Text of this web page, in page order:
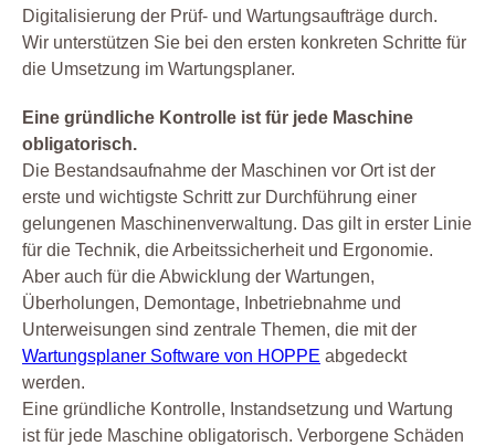
Digitalisierung der Prüf- und Wartungsaufträge durch.
Wir unterstützen Sie bei den ersten konkreten Schritte für
die Umsetzung im Wartungsplaner.
Eine gründliche Kontrolle ist für jede Maschine
obligatorisch.
Die Bestandsaufnahme der Maschinen vor Ort ist der
erste und wichtigste Schritt zur Durchführung einer
gelungenen Maschinenverwaltung. Das gilt in erster Linie
für die Technik, die Arbeitssicherheit und Ergonomie.
Aber auch für die Abwicklung der Wartungen,
Überholungen, Demontage, Inbetriebnahme und
Unterweisungen sind zentrale Themen, die mit der
Wartungsplaner Software von HOPPE abgedeckt
werden.
Eine gründliche Kontrolle, Instandsetzung und Wartung
ist für jede Maschine obligatorisch. Verborgene Schäden